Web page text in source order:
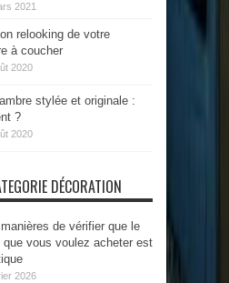
2021
relooking de votre
à coucher
2020
stylée et originale :
?
2020
DÉCORATION
de vérifier que le
que vous voulez acheter est
2026